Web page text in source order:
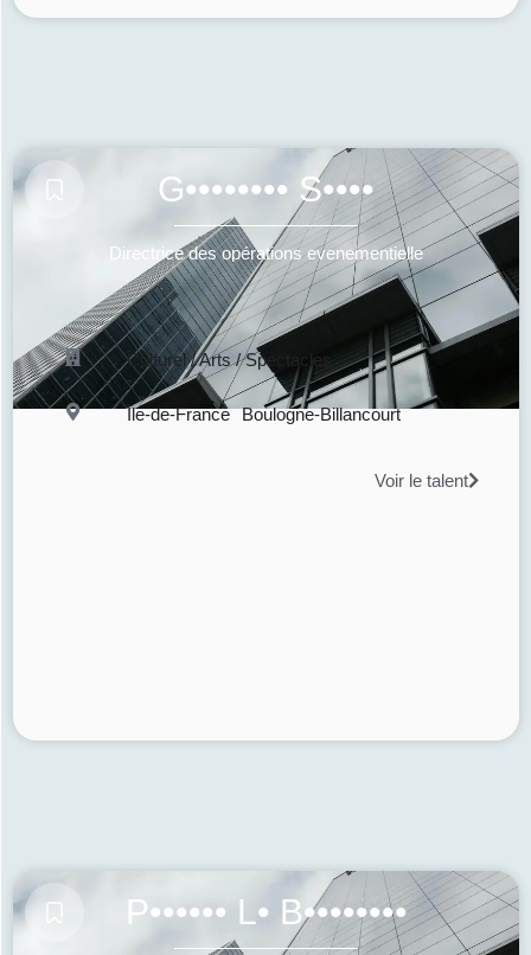
G•••••••• S••••
Directrice des opérations evenementielle
Culturel / Arts / Spectacles
Île-de-France Boulogne-Billancourt
Voir le talent
P•••••• L• B••••••••